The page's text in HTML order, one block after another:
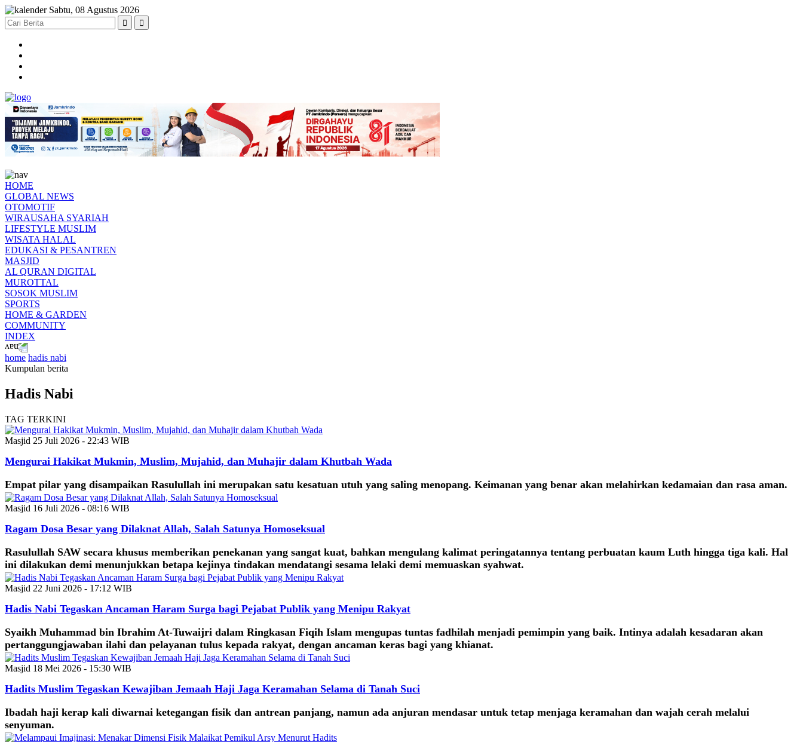
Sabtu, 08 Agustus 2026
HOME
GLOBAL NEWS
OTOMOTIF
WIRAUSAHA SYARIAH
LIFESTYLE MUSLIM
WISATA HALAL
EDUKASI & PESANTREN
MASJID
AL QURAN DIGITAL
MUROTTAL
SOSOK MUSLIM
SPORTS
HOME & GARDEN
COMMUNITY
INDEX
home hadis nabi
Kumpulan berita
Hadis Nabi
TAG TERKINI
Masjid 25 Juli 2026 - 22:43 WIB
Mengurai Hakikat Mukmin, Muslim, Mujahid, dan Muhajir dalam Khutbah Wada
Empat pilar yang disampaikan Rasulullah ini merupakan satu kesatuan utuh yang saling menopang. Keimanan yang benar akan melahirkan kedamaian dan rasa aman.
Masjid 16 Juli 2026 - 08:16 WIB
Ragam Dosa Besar yang Dilaknat Allah, Salah Satunya Homoseksual
Rasulullah SAW secara khusus memberikan penekanan yang sangat kuat, bahkan mengulang kalimat peringatannya tentang perbuatan kaum Luth hingga tiga kali. Hal
ini dilakukan demi menunjukkan betapa kejinya tindakan mendatangi sesama lelaki demi memuaskan syahwat.
Masjid 22 Juni 2026 - 17:12 WIB
Hadis Nabi Tegaskan Ancaman Haram Surga bagi Pejabat Publik yang Menipu Rakyat
Syaikh Muhammad bin Ibrahim At-Tuwaijri dalam Ringkasan Fiqih Islam mengupas tuntas fadhilah menjadi pemimpin yang baik. Intinya adalah kesadaran akan
pertanggungjawaban ilahi dan pelayanan tulus kepada rakyat, dengan ancaman keras bagi yang khianat.
Masjid 18 Mei 2026 - 15:30 WIB
Hadits Muslim Tegaskan Kewajiban Jemaah Haji Jaga Keramahan Selama di Tanah Suci
Ibadah haji kerap kali diwarnai ketegangan fisik dan antrean panjang, namun ada anjuran mendasar untuk tetap menjaga keramahan dan wajah cerah melalui
senyuman.